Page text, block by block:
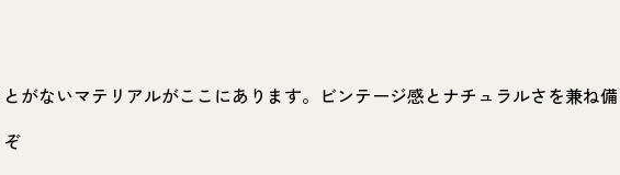
がないマテリアルがここにあります。ビンテージ感とナチュラルさを兼ね